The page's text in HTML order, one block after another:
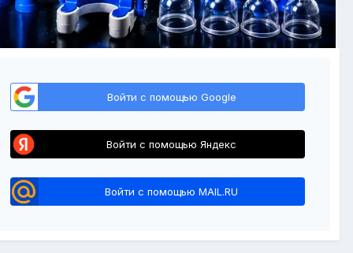
Войти с помощью Google
Войти с помощью Яндекс
Войти с помощью MAIL.RU